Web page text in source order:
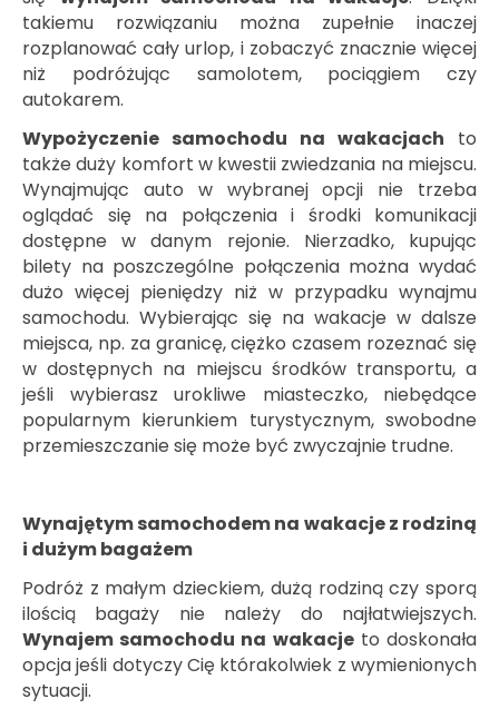
takiemu rozwiązaniu można zupełnie inaczej
rozplanować cały urlop, i zobaczyć znacznie więcej
niż podróżując samolotem, pociągiem czy
autokarem.
Wypożyczenie samochodu na wakacjach to
także duży komfort w kwestii zwiedzania na miejscu.
Wynajmując auto w wybranej opcji nie trzeba
oglądać się na połączenia i środki komunikacji
dostępne w danym rejonie. Nierzadko, kupując
bilety na poszczególne połączenia można wydać
dużo więcej pieniędzy niż w przypadku wynajmu
samochodu. Wybierając się na wakacje w dalsze
miejsca, np. za granicę, ciężko czasem rozeznać się
w dostępnych na miejscu środków transportu, a
jeśli wybierasz urokliwe miasteczko, niebędące
popularnym kierunkiem turystycznym, swobodne
przemieszczanie się może być zwyczajnie trudne.
Wynajętym samochodem na wakacje z rodziną
i dużym bagażem
Podróż z małym dzieckiem, dużą rodziną czy sporą
ilością bagaży nie należy do najłatwiejszych.
Wynajem samochodu na wakacjeto doskonała
opcja jeśli dotyczy Cię którakolwiek z wymienionych
sytuacji.